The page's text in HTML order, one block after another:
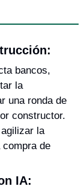
bancos,
la
una ronda de
constructor.
la
de
IA: